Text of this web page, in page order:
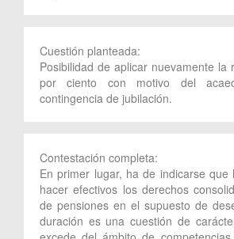
Cuestión planteada:
Posibilidad de aplicar nuevamente la
por ciento con motivo del
contingencia de jubilación.
Contestación completa:
En primer lugar, ha de indicarse que
hacer efectivos los derechos
de pensiones en el supuesto de
duración es una cuestión de